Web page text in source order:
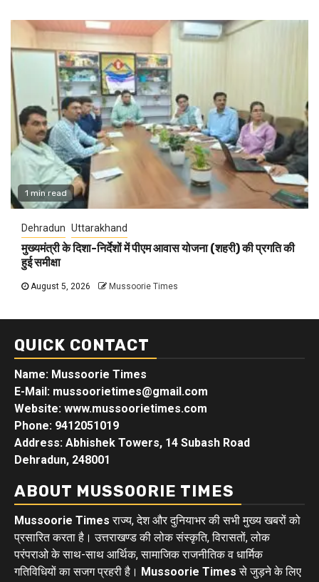
1 min read
Dehradun Uttarakhand
मुख्यमंत्री के दिशा-निर्देशों में पीएम आवास योजना (शहरी) की प्रगति की
हुई समीक्षा
August 5, 2026 Mussoorie Times
QUICK CONTACT
Name: Mussoorie Times
E-Mail: mussoorietimes@gmail.com
Website: www.mussoorietimes.com
Phone: 9412051019
Address: Abhishek Towers, 14 Subash Road
Dehradun, 248001
ABOUT MUSSOORIE TIMES
Mussoorie Times राज्य, देश और दुनियाभर की सभी मुख्य खबरों को
प्रसारित करता है। उत्तराखण्ड की लोक संस्कृति, विरासतों, लोक
परंपराओ के साथ-साथ आर्थिक, सामाजिक राजनीतिक व धार्मिक
गतिविधियों का सजग प्रहरी है। Mussoorie Times से जुड़ने के लिए